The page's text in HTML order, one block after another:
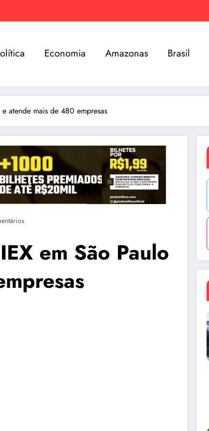
Economia Amazonas Brasil
atende mais de 480 empresas
em São Paulo